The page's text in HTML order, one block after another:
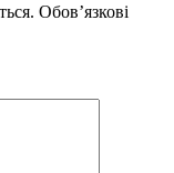
Обов’язкові